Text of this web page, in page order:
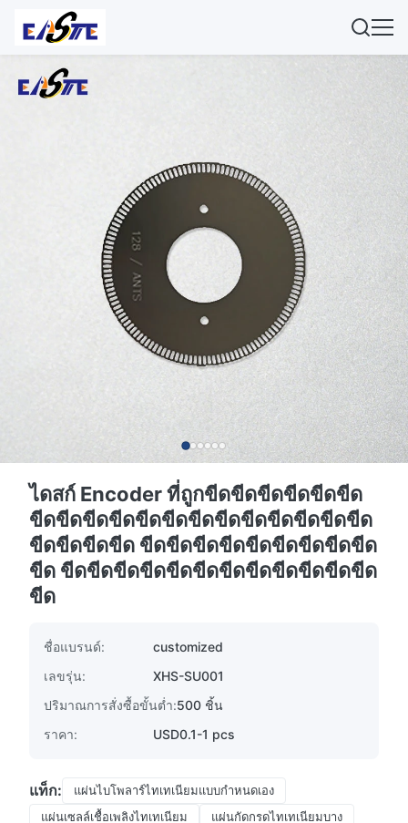
ไดสก์ Encoder ที่ถูกขีดขีดขีดขีดขีดขีด
ขีดขีดขีดขีดขีดขีดขีดขีดขีดขีดขีดขีดขีด
ขีดขีดขีดขีด ขีดขีดขีดขีดขีดขีดขีดขีดขีด
ขีด ขีดขีดขีดขีดขีดขีดขีดขีดขีดขีดขีดขีด
ขีด
ชื่อแบรนด์:
customized
เลขรุ่น:
XHS-SU001
ปริมาณการสั่งซื้อขั้นต่ำ:500 ชิ้น
ราคา:
USD0.1-1 pcs
แท็ก:
แผ่นไบโพลาร์ไทเทเนียมแบบกำหนดเอง
แผ่นเซลล์เชื้อเพลิงไทเทเนียม
แผ่นกัดกรดไทเทเนียมบาง